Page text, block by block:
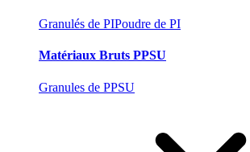
Granulés de PIPoudre de PI
Matériaux Bruts PPSU
Granules de PPSU